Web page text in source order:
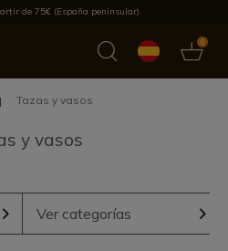
de 75€ (España peninsular)
0
novedades Los más vendidos
Tazas y vasos
y vasos
Ver categorías